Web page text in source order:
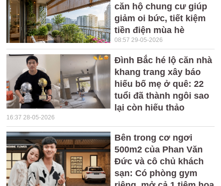
căn hộ chung cư giúp
giảm oi bức, tiết kiệm
tiền điện mùa hè
08:57 29-05-2026
Đình Bắc hé lộ căn nhà
khang trang xây báo
hiếu bố mẹ ở quê: 22
tuổi đã thành ngôi sao
lại còn hiếu thảo
16:37 28-05-2026
Bên trong cơ ngơi
500m2 của Phan Văn
Đức và cô chủ khách
sạn: Có phòng gym